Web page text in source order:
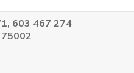
603 467 274